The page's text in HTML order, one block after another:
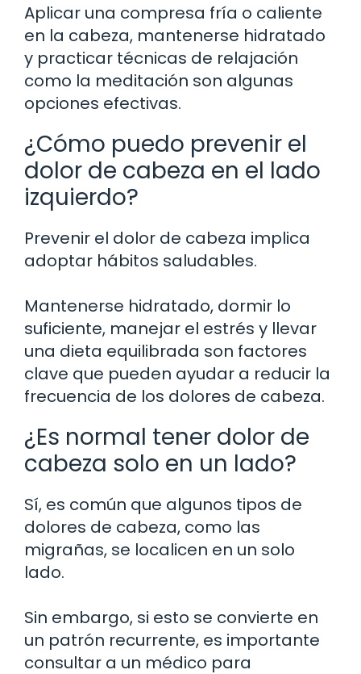
Aplicar una compresa fría o caliente
en la cabeza, mantenerse hidratado
y practicar técnicas de relajación
como la meditación son algunas
opciones efectivas.
¿Cómo puedo prevenir el
dolor de cabeza en el lado
izquierdo?
Prevenir el dolor de cabeza implica
adoptar hábitos saludables.
Mantenerse hidratado, dormir lo
suficiente, manejar el estrés y llevar
una dieta equilibrada son factores
clave que pueden ayudar a reducir la
frecuencia de los dolores de cabeza.
¿Es normal tener dolor de
cabeza solo en un lado?
Sí, es común que algunos tipos de
dolores de cabeza, como las
migrañas, se localicen en un solo
lado.
Sin embargo, si esto se convierte en
un patrón recurrente, es importante
consultar a un médico para